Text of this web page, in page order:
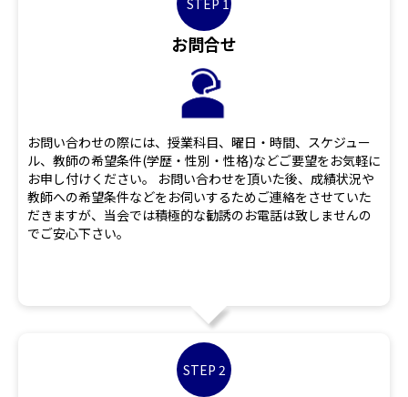
STEP 1
お問合せ
お問い合わせの際には、授業科目、曜日・時間、スケジュー
ル、教師の希望条件(学歴・性別・性格)などご要望をお気軽に
お申し付けください。 お問い合わせを頂いた後、成績状況や
教師への希望条件などをお伺いするためご連絡をさせていた
だきますが、当会では積極的な勧誘のお電話は致しませんの
でご安心下さい。
STEP 2